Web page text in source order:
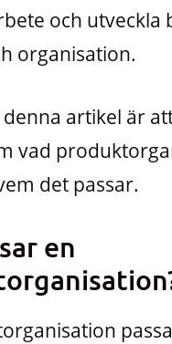
och utveckla
organisation.
artikel är
vad
det passar.
en